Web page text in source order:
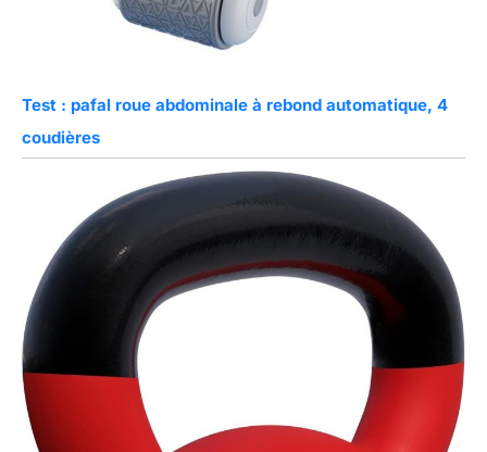
Test : pafal roue abdominale à rebond automatique, 4
coudières